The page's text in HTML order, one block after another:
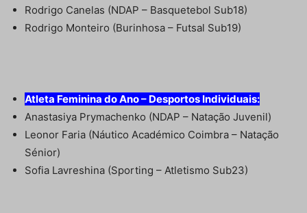
Rodrigo Canelas (NDAP – Basquetebol Sub18)
Rodrigo Monteiro (Burinhosa – Futsal Sub19)
Atleta Feminina do Ano – Desportos Individuais:
Anastasiya Prymachenko (NDAP – Natação Juvenil)
Leonor Faria (Náutico Académico Coimbra – Natação
Sénior)
Sofia Lavreshina (Sporting – Atletismo Sub23)